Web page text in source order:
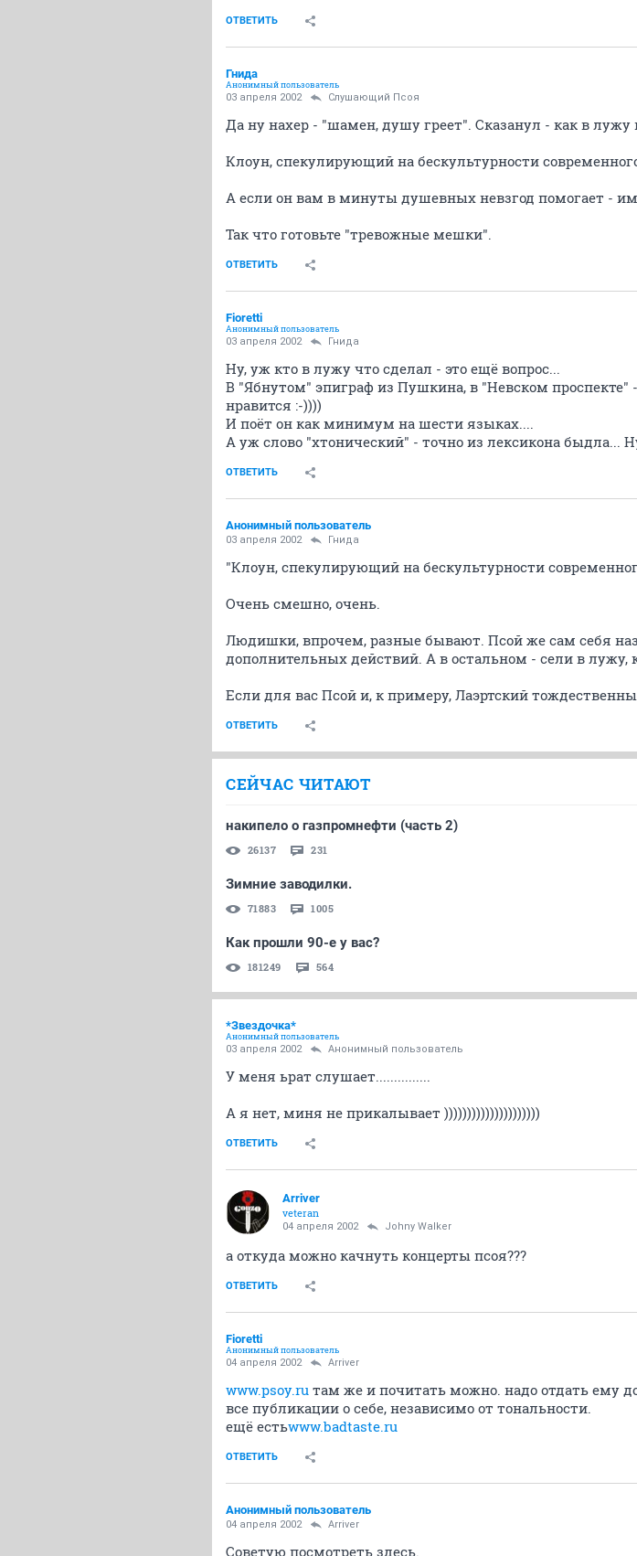
ОТВЕТИТЬ
Гнида
Анонимный пользователь
03 апреля 2002 Слушающий Псоя
Да ну нахер - "шамен, душу греет". Сказанул - как в лужу
Клоун, спекулирующий на бескультурности
А если он вам в минуты душевных невзгод помогает -
Так что готовьте "тревожные мешки".
ОТВЕТИТЬ
Fioretti
Анонимный пользователь
03 апреля 2002 Гнида
Ну, уж кто в лужу что сделал - это ещё вопрос...
В "Ябнутом" эпиграф из Пушкина, в "Невском проспекте"
нравится :-))))
И поёт он как минимум на шести языках....
А уж слово "хтонический" - точно из лексикона быдла...
ОТВЕТИТЬ
Анонимный пользователь
03 апреля 2002 Гнида
"Клоун, спекулирующий на бескультурности
Очень смешно, очень.
Людишки, впрочем, разные бывают. Псой же сам себя
дополнительных действий. А в остальном - сели в лужу,
Если для вас Псой и, к примеру, Лаэртский
ОТВЕТИТЬ
СЕЙЧАС ЧИТАЮТ
накипело о газпромнефти (часть 2)
26137 231
Зимние заводилки.
71883 1005
Как прошли 90-е у вас?
181249 564
*Звездочка*
Анонимный пользователь
03 апреля 2002 Анонимный пользователь
У меня ьрат слушает...............
А я нет, миня не прикалывает )))))))))))))))))))))
ОТВЕТИТЬ
Arriver
veteran
04 апреля 2002 Johny Walker
а откуда можно качнуть концерты псоя???
ОТВЕТИТЬ
Fioretti
Анонимный пользователь
04 апреля 2002 Arriver
www.psoy.ru там же и почитать можно. надо отдать ему
все публикации о себе, независимо от тональности.
ещё естьwww.badtaste.ru
ОТВЕТИТЬ
Анонимный пользователь
04 апреля 2002 Arriver
Советую посмотреть здесь.